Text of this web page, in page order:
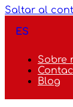
Saltar al
ES
Sobre
Blog